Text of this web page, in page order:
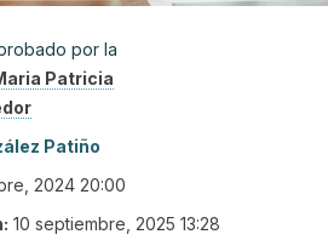
por la
Patricia
Patiño
2024 20:00
10 septiembre, 2025 13:28